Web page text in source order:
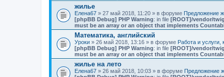
жилье
Елена67 » 27 май 2018, 11:20 » в форуме Предложение
[phpBB Debug] PHP Warning: in file [ROOT]/vendor/
must be an array or an object that implements
Математика, английский
Уроки » 26 май 2018, 13:16 » в форуме Работа и услуги,
[phpBB Debug] PHP Warning: in file [ROOT]/vendor/
must be an array or an object that implements
жилье на лето
Елена67 » 26 май 2018, 10:03 » в форуме Предложение